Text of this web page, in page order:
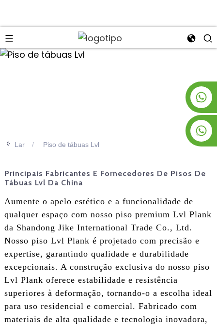
>>
Lar Piso de tábuas Lvl
Principais Fabricantes E Fornecedores De Pisos De
Tábuas Lvl Da China
Aumente o apelo estético e a funcionalidade de
qualquer espaço com nosso piso premium Lvl Plank
da Shandong Jike International Trade Co., Ltd.
Nosso piso Lvl Plank é projetado com precisão e
expertise, garantindo qualidade e durabilidade
excepcionais. A construção exclusiva do nosso piso
Lvl Plank oferece estabilidade e resistência
superiores à deformação, tornando-o a escolha ideal
para uso residencial e comercial. Fabricado com
materiais de alta qualidade e tecnologia inovadora,